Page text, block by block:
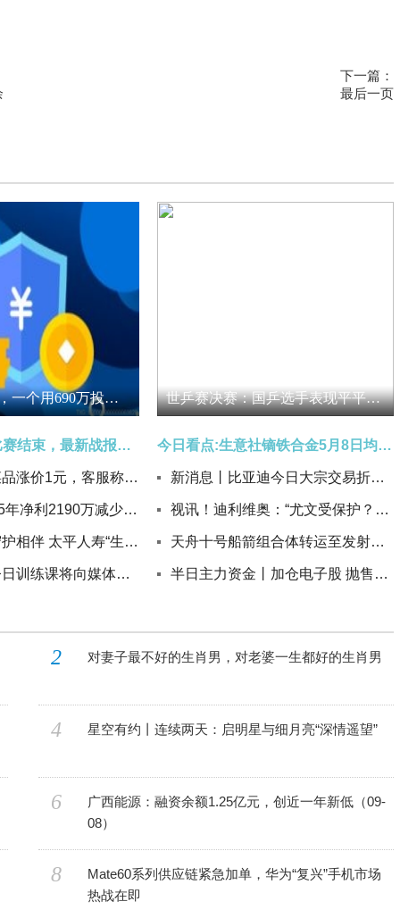
下一篇：
最后一页
我的两个舅舅，一个用690万投进股市，一个把690万存进余额宝-每日热门
“苏超”第五周比赛结束，最新战报出炉：徐州1:2宿迁，南通0:0南京，无锡3:1泰州
老乡鸡外卖菜品涨价1元，客服称受运营成本影响，多个连锁餐饮品牌已涨价
西点药业2025年净利2190万减少45.62% 董事长张俊薪酬70万_独家焦点
家有太平，守护相伴 太平人寿“生活+就医+安全”三大场景护航长者晚年生活|焦点热门
皇马官方：今日训练课将向媒体开放15分钟；北京时间17时开始
世乒赛决赛：国乒选手表现平平，蒯曼不敌对手
今日看点:生意社镝铁合金5月8日均线下穿 均差为-500.00元/吨
新消息丨比亚迪今日大宗交易折价成交60.3万股，成交额5451.72万元
视讯！迪利维奥：“尤文受保护？不，我们当时很强。随便说，我们只想着赢”
天舟十号船箭组合体转运至发射区 将于近日择机发射
半日主力资金丨加仓电子股 抛售电力设备股-焦点讯息
2 对妻子最不好的生肖男，对老婆一生都好的生肖男
4 星空有约丨连续两天：启明星与细月亮“深情遥望”
6
广西能源：融资余额1.25亿元，创近一年新低（09-
08）
8
Mate60系列供应链紧急加单，华为“复兴”手机市场
热战在即